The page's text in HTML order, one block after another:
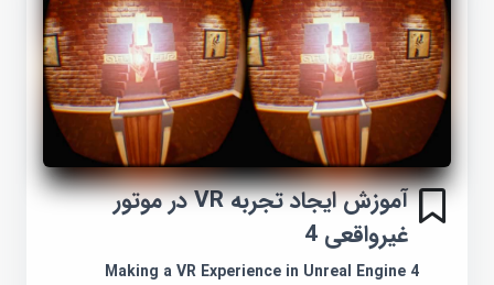
آموزش ایجاد تجربه VR در موتور
غیرواقعی 4
Making a VR Experience in Unreal Engine 4